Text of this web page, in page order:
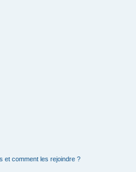
et comment les rejoindre ?